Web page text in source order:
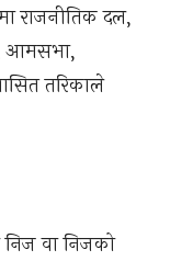
राजनीतिक दल,
आमसभा,
तरिकाले
वा निजको